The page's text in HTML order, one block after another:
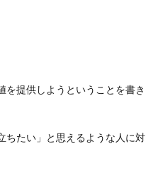
を提供しようということを書き
ちたい」と思えるような人に対